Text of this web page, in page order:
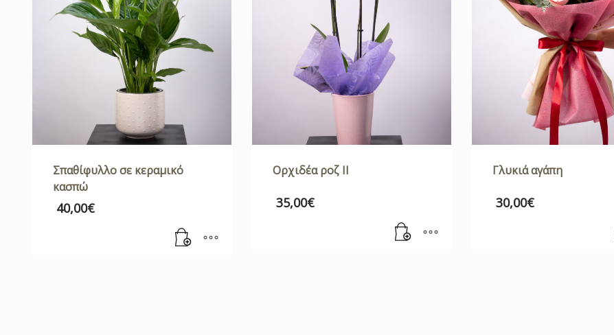
Σπαθίφυλλο σε κεραμικό
κασπώ
40,00€
Ορχιδέα ροζ ΙΙ
35,00€
Γλυκιά αγάπη
30,00€